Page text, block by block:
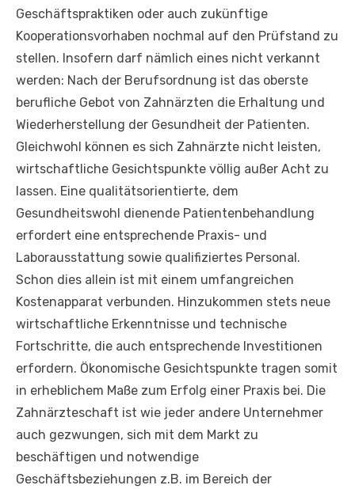
Geschäftspraktiken oder auch zukünftige
Kooperationsvorhaben nochmal auf den Prüfstand zu
stellen. Insofern darf nämlich eines nicht verkannt
werden: Nach der Berufsordnung ist das oberste
berufliche Gebot von Zahnärzten die Erhaltung und
Wiederherstellung der Gesundheit der Patienten.
Gleichwohl können es sich Zahnärzte nicht leisten,
wirtschaftliche Gesichtspunkte völlig außer Acht zu
lassen. Eine qualitätsorientierte, dem
Gesundheitswohl dienende Patientenbehandlung
erfordert eine entsprechende Praxis- und
Laborausstattung sowie qualifiziertes Personal.
Schon dies allein ist mit einem umfangreichen
Kostenapparat verbunden. Hinzukommen stets neue
wirtschaftliche Erkenntnisse und technische
Fortschritte, die auch entsprechende Investitionen
erfordern. Ökonomische Gesichtspunkte tragen somit
in erheblichem Maße zum Erfolg einer Praxis bei. Die
Zahnärzteschaft ist wie jeder andere Unternehmer
auch gezwungen, sich mit dem Markt zu
beschäftigen und notwendige
Geschäftsbeziehungen z.B. im Bereich der